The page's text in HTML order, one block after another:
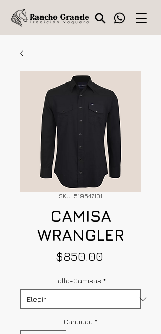
SKU: 519547101
CAMISA
WRANGLER
$850.00
Talla-Camisas *
Cantidad *